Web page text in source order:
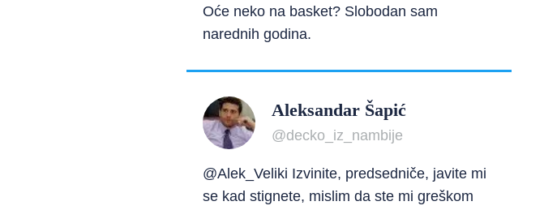
Oće neko na basket? Slobodan sam
narednih godina.
Aleksandar Šapić
@decko_iz_nambije
@Alek_Veliki Izvinite, predsedniče, javite mi
se kad stignete, mislim da ste mi greškom